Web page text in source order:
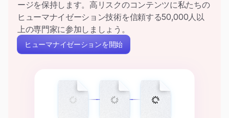
ージを保持します。高リスクのコンテンツに私たちの
ヒューマナイゼーション技術を信頼する50,000人以
上の専門家に参加しましょう。
ヒューマナイゼーションを開始